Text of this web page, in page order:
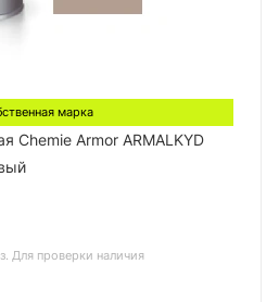
марка
Chemie Armor ARMALKYD
Для проверки наличия